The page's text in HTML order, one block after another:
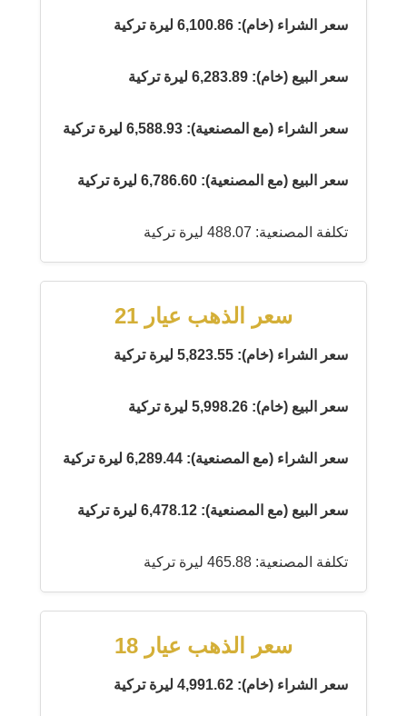
سعر الشراء (خام): 6,100.86 ليرة تركية
سعر البيع (خام): 6,283.89 ليرة تركية
سعر الشراء (مع المصنعية): 6,588.93 ليرة تركية
سعر البيع (مع المصنعية): 6,786.60 ليرة تركية
تكلفة المصنعية: 488.07 ليرة تركية
سعر الذهب عيار 21
سعر الشراء (خام): 5,823.55 ليرة تركية
سعر البيع (خام): 5,998.26 ليرة تركية
سعر الشراء (مع المصنعية): 6,289.44 ليرة تركية
سعر البيع (مع المصنعية): 6,478.12 ليرة تركية
تكلفة المصنعية: 465.88 ليرة تركية
سعر الذهب عيار 18
سعر الشراء (خام): 4,991.62 ليرة تركية